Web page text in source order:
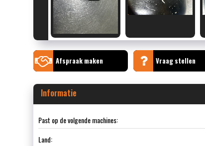
Afspraak maken Vraag stellen
Informatie
Past op de volgende machines:
Land: